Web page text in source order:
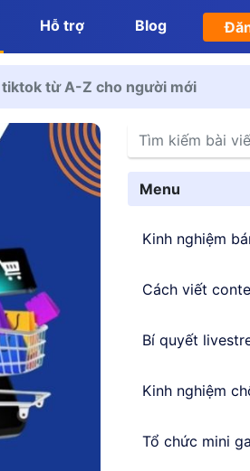
Hỗ trợ Blog
từ A-Z cho người mới
Menu
Kinh nghiệm
Cách viết
Bí quyết
Kinh nghiệm
Tổ chức mini